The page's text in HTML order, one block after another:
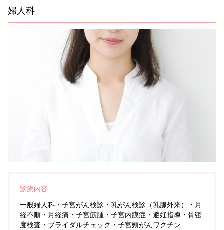
婦人科
診療内容
一般婦人科・子宮がん検診・乳がん検診（乳腺外来）・月
経不順・月経痛・子宮筋腫・子宮内膜症・避妊指導・骨密
度検査・ブライダルチェック・子宮頸がんワクチン